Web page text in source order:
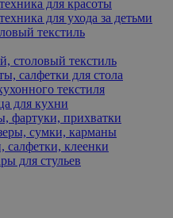
для красоты
для ухода за детьми
текстиль
столовый текстиль
салфетки для стола
текстиля
для кухни
фартуки, прихватки
сумки, карманы
салфетки, клеенки
для стульев